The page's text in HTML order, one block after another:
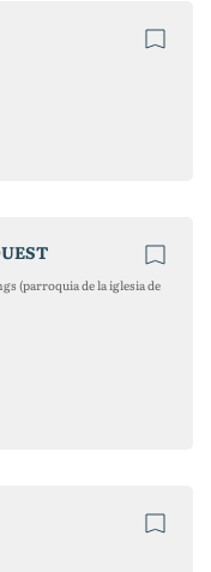
(parroquia de la iglesia de